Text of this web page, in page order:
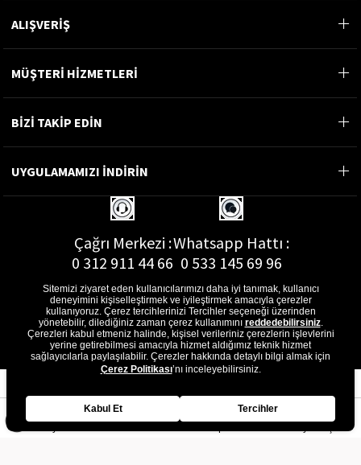
ALIŞVERİŞ
MÜŞTERİ HİZMETLERİ
BİZİ TAKİP EDİN
UYGULAMAMIZI İNDİRİN
Çağrı Merkezi :
0 312 911 44 66
Whatsapp Hattı :
0 533 145 69 96
E-Posta Adresi :
musterihizmetleri@gon.com.tr
Sitemizi ziyaret eden kullanıcılarımızı daha iyi tanımak, kullanıcı
deneyimini kişiselleştirmek ve iyileştirmek amacıyla çerezler
kullanıyoruz. Çerez tercihlerinizi Tercihler seçeneği üzerinden
yönetebilir, dilediğiniz zaman çerez kullanımını reddedebilirsiniz.
Çerezleri kabul etmeniz halinde, kişisel verileriniz çerezlerin işlevlerini
yerine getirebilmesi amacıyla hizmet aldığımız teknik hizmet
sağlayıcılarla paylaşılabilir. Çerezler hakkında detaylı bilgi almak için
Çerez Politikası’nı inceleyebilirsiniz.
Kabul Et Tercihler